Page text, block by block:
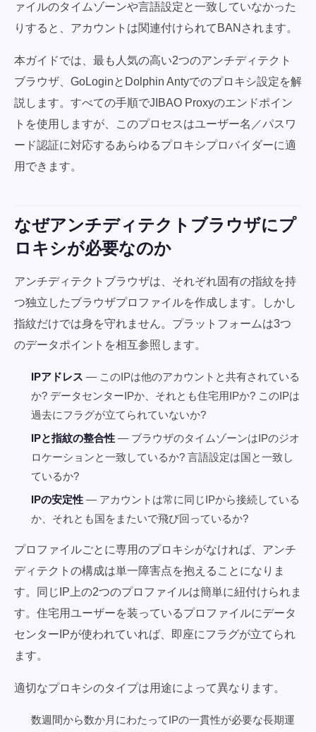
ァイルのタイムゾーンや言語設定と一致していなかった
りすると、アカウントは関連付けられてBANされます。
本ガイドでは、最も人気の高い2つのアンチディテクト
ブラウザ、GoLoginとDolphin Antyでのプロキシ設定を解
説します。すべての手順でJIBAO Proxyのエンドポイン
トを使用しますが、このプロセスはユーザー名／パスワ
ード認証に対応するあらゆるプロキシプロバイダーに適
用できます。
なぜアンチディテクトブラウザにプ
ロキシが必要なのか
アンチディテクトブラウザは、それぞれ固有の指紋を持
つ独立したブラウザプロファイルを作成します。しかし
指紋だけでは身を守れません。プラットフォームは3つ
のデータポイントを相互参照します。
IPアドレス — このIPは他のアカウントと共有されている
か? データセンターIPか、それとも住宅用IPか? このIPは
過去にフラグが立てられていないか?
IPと指紋の整合性 — ブラウザのタイムゾーンはIPのジオ
ロケーションと一致しているか? 言語設定は国と一致し
ているか?
IPの安定性 — アカウントは常に同じIPから接続している
か、それとも国をまたいで飛び回っているか?
プロファイルごとに専用のプロキシがなければ、アンチ
ディテクトの構成は単一障害点を抱えることになりま
す。同じIP上の2つのプロファイルは簡単に紐付けられま
す。住宅用ユーザーを装っているプロファイルにデータ
センターIPが使われていれば、即座にフラグが立てられ
ます。
適切なプロキシのタイプは用途によって異なります。
数週間から数か月にわたってIPの一貫性が必要な長期運